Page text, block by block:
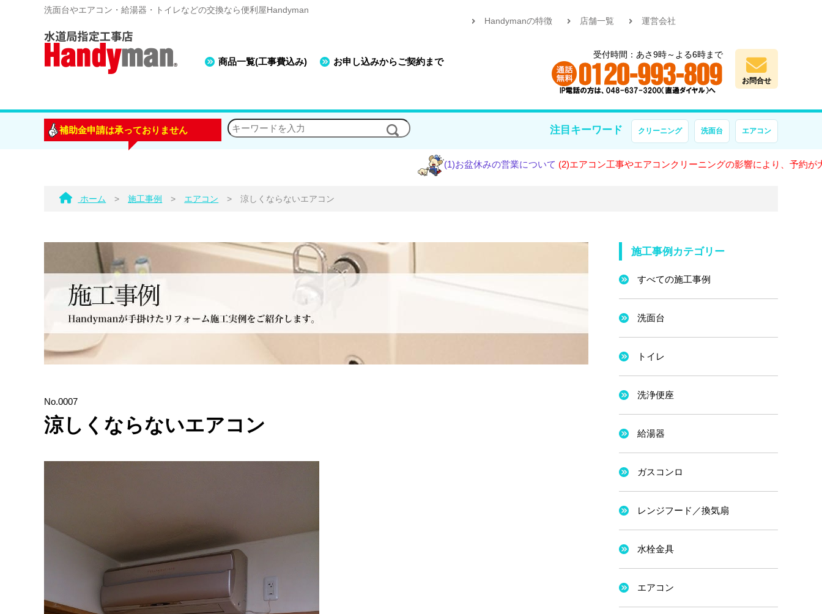
洗面台やエアコン・給湯器・トイレなどの交換なら便利屋Handyman
商品一覧(工事費込み) お申し込みからご契約まで
Handymanの特徴 店舗一覧 運営会社
受付時間：あさ9時～よる6時まで
お問合せ
補助金申請は承っておりません 注目キーワード クリーニング 洗面台 エアコン
(1)お盆休みの営業について(2)エアコン工事やエアコンクリーニングの影響により、予約が大変混雑して
ホーム > 施工事例 > エアコン > 涼しくならないエアコン
No.0007
涼しくならないエアコン
施工事例カテゴリー
すべての施工事例
洗面台
トイレ
洗浄便座
給湯器
ガスコンロ
レンジフード／換気扇
水栓金具
エアコン